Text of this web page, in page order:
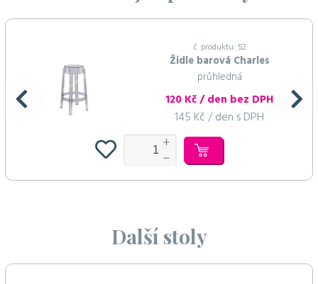
č. produktu: 52
Židle barová Charles
průhledná
120 Kč / den bez DPH
145 Kč / den s DPH
Další stoly